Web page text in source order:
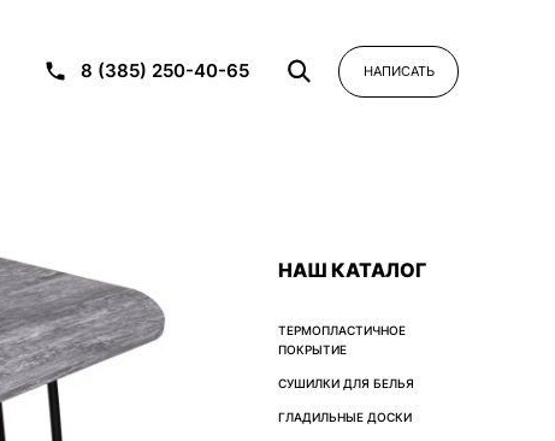
8 (385) 250-40-65 НАПИСАТЬ
НАШ КАТАЛОГ
ТЕРМОПЛАСТИЧНОЕ
ПОКРЫТИЕ
СУШИЛКИ ДЛЯ БЕЛЬЯ
ГЛАДИЛЬНЫЕ ДОСКИ